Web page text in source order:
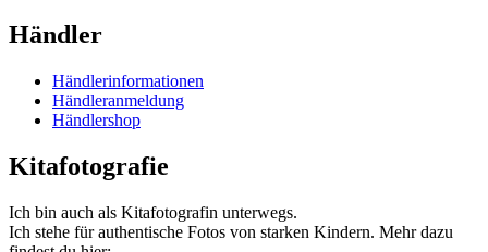
Händler
Händlerinformationen
Händleranmeldung
Händlershop
Kitafotografie
Ich bin auch als Kitafotografin unterwegs.
Ich stehe für authentische Fotos von starken Kindern. Mehr dazu